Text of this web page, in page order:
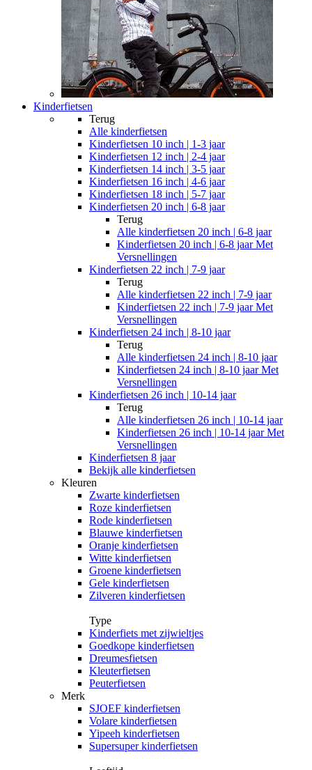
Kinderfietsen
Terug
Alle kinderfietsen
Kinderfietsen 10 inch | 1-3 jaar
Kinderfietsen 12 inch | 2-4 jaar
Kinderfietsen 14 inch | 3-5 jaar
Kinderfietsen 16 inch | 4-6 jaar
Kinderfietsen 18 inch | 5-7 jaar
Kinderfietsen 20 inch | 6-8 jaar
Terug
Alle kinderfietsen 20 inch | 6-8 jaar
Kinderfietsen 20 inch | 6-8 jaar Met
Versnellingen
Kinderfietsen 22 inch | 7-9 jaar
Terug
Alle kinderfietsen 22 inch | 7-9 jaar
Kinderfietsen 22 inch | 7-9 jaar Met
Versnellingen
Kinderfietsen 24 inch | 8-10 jaar
Terug
Alle kinderfietsen 24 inch | 8-10 jaar
Kinderfietsen 24 inch | 8-10 jaar Met
Versnellingen
Kinderfietsen 26 inch | 10-14 jaar
Terug
Alle kinderfietsen 26 inch | 10-14 jaar
Kinderfietsen 26 inch | 10-14 jaar Met
Versnellingen
Kinderfietsen 8 jaar
Bekijk alle kinderfietsen
Kleuren
Zwarte kinderfietsen
Roze kinderfietsen
Rode kinderfietsen
Blauwe kinderfietsen
Oranje kinderfietsen
Witte kinderfietsen
Groene kinderfietsen
Gele kinderfietsen
Zilveren kinderfietsen
Type
Kinderfiets met zijwieltjes
Goedkope kinderfietsen
Dreumesfietsen
Kleuterfietsen
Peuterfietsen
Merk
SJOEF kinderfietsen
Volare kinderfietsen
Yipeeh kinderfietsen
Supersuper kinderfietsen